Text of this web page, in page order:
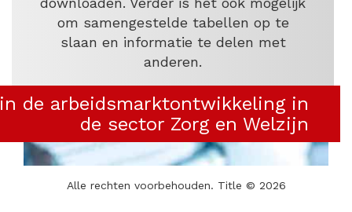
om samengestelde tabellen op te
slaan en informatie te delen met
anderen.
de arbeidsmarktontwikkeling in
de sector Zorg en Welzijn
Alle rechten voorbehouden. Title © 2026